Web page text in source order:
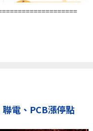
電、PCB漲停點